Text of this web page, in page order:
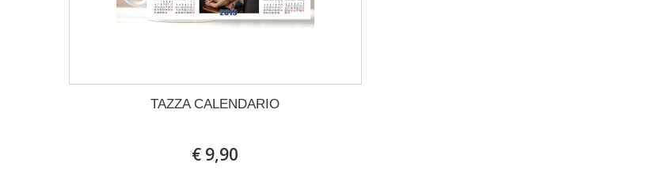
TAZZA CALENDARIO
€ 9,90